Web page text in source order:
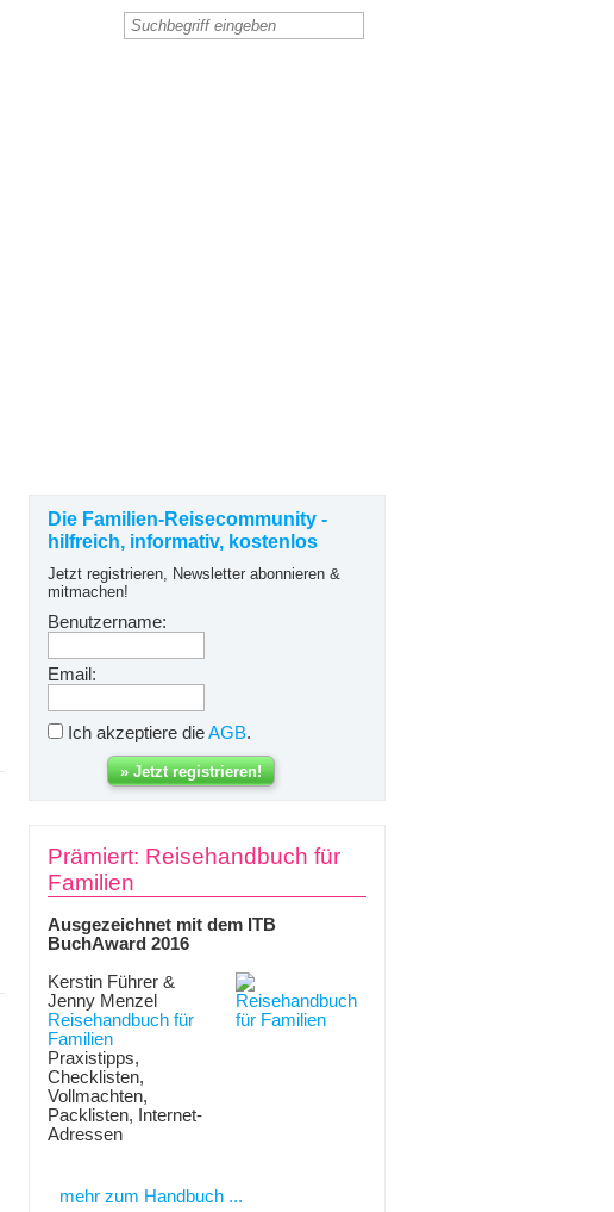
Die Familien-Reisecommunity -
hilfreich, informativ, kostenlos
Jetzt registrieren, Newsletter abonnieren &
mitmachen!
Benutzername:
Email:
Ich akzeptiere dieAGB.
Prämiert: Reisehandbuch für
Familien
Ausgezeichnet mit dem ITB
BuchAward 2016
Kerstin Führer &
Jenny Menzel
Reisehandbuch für
Familien
Praxistipps,
Checklisten,
Vollmachten,
Packlisten, Internet-
Adressen
mehr zum Handbuch ...